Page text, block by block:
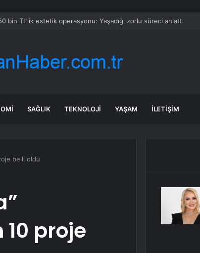
Turunu Tamamladıktan Sonra Açıklama Yapacak
SAĞLIK TEKNOLOJI YAŞAM İLETIŞIM
belli oldu
proje